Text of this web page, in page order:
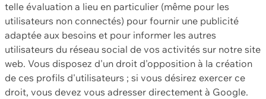
telle évaluation a lieu en particulier (même pour les
utilisateurs non connectés) pour fournir une publicité
adaptée aux besoins et pour informer les autres
utilisateurs du réseau social de vos activités sur notre site
web. Vous disposez d'un droit d'opposition à la création
de ces profils d'utilisateurs ; si vous désirez exercer ce
droit, vous devez vous adresser directement à Google.